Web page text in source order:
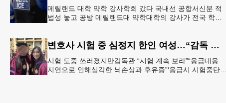
메릴랜드 대학 약학 강사학회 갔다 국내선 공항서신분 적
법성 놓고 공방 메릴랜드대 약학대학의 강사가 전국 학회
변호사 시험 중 심정지 한인 여성…“감독 부실” 소송
시험 도중 쓰러졌지만감독관 “시험 계속 보라”“응급대응
지연으로 인해심각한 뇌손상과 후유증”‘응급시 시험중단